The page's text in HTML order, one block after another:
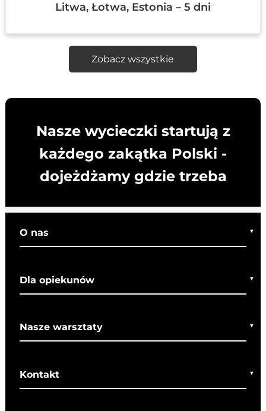
Litwa, Łotwa, Estonia – 5 dni
Zobacz wszystkie
Nasze wycieczki startują z
każdego zakątka Polski -
dojeżdżamy gdzie trzeba
O nas
Co o nas mówią
Dla opiekunów
Bezpieczeństwo
Nasze warsztaty
Warsztaty wielkanocne
Kontakt